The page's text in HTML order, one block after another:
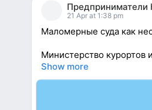
Предприниматели
21 Apr at 1:38 pm
Маломерные суда как
Министерство курортов
Show more